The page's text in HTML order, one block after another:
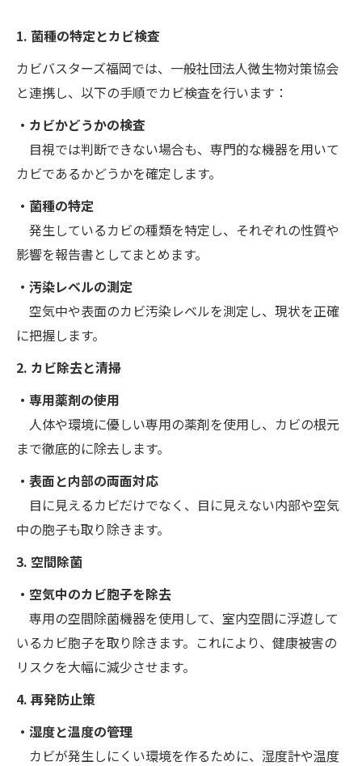
1. 菌種の特定とカビ検査
カビバスターズ福岡では、一般社団法人微生物対策協会
と連携し、以下の手順でカビ検査を行います：
・カビかどうかの検査
目視では判断できない場合も、専門的な機器を用いて
カビであるかどうかを確定します。
・菌種の特定
発生しているカビの種類を特定し、それぞれの性質や
影響を報告書としてまとめます。
・汚染レベルの測定
空気中や表面のカビ汚染レベルを測定し、現状を正確
に把握します。
2. カビ除去と清掃
・専用薬剤の使用
人体や環境に優しい専用の薬剤を使用し、カビの根元
まで徹底的に除去します。
・表面と内部の両面対応
目に見えるカビだけでなく、目に見えない内部や空気
中の胞子も取り除きます。
3. 空間除菌
・空気中のカビ胞子を除去
専用の空間除菌機器を使用して、室内空間に浮遊して
いるカビ胞子を取り除きます。これにより、健康被害の
リスクを大幅に減少させます。
4. 再発防止策
・湿度と温度の管理
カビが発生しにくい環境を作るために、湿度計や温度